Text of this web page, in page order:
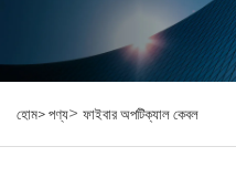
হোম>পণ্য> ফাইবার অপটিক্যাল কেবল